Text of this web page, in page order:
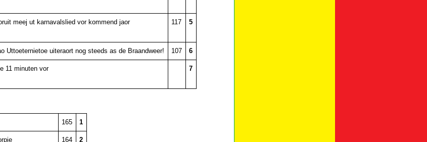
meej ut karnavalslied vor kommend jaor 117 5
Uttoeternietoe uiteraort nog steeds as de Braandweer! 107 6
11 minuten vor 7
165 1
164 2